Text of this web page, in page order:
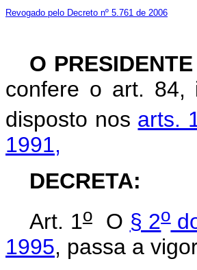
Revogado pelo Decreto nº 5.761 de 2006
O
confere o art. 84,
disposto nos arts.
1991,
DECRETA:
Art. 1oO § 2o
1995, passa a